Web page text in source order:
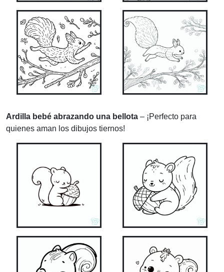
Ardilla bebé abrazando una bellota – ¡Perfecto para
quienes aman los dibujos tiernos!